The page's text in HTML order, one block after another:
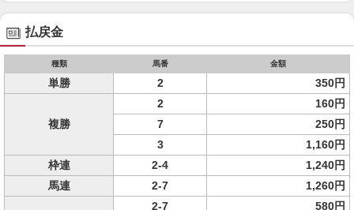
払戻金
種類 馬番 金額
単勝 2 350円
複勝
2
160円
7
250円
3
1,160円
枠連
2-4
1,240円
馬連
2-7 1,260円
2-7
580円